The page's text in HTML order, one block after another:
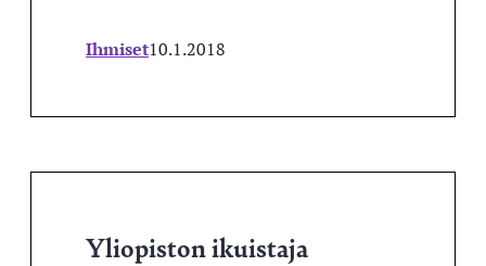
Ihmiset10.1.2018
Yliopiston ikuistaja